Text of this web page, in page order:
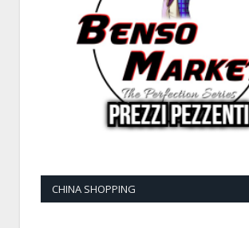
CHINA SHOPPING